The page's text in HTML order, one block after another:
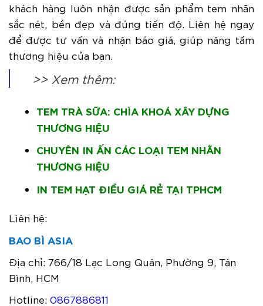
khách hàng luôn nhận được sản phẩm tem nhãn
sắc nét, bền đẹp và đúng tiến độ. Liên hệ ngay
để được tư vấn và nhận báo giá, giúp nâng tầm
thương hiệu của bạn.
>> Xem thêm:
TEM TRÀ SỮA: CHÌA KHOÁ XÂY DỰNG
THƯƠNG HIỆU
CHUYÊN IN ẤN CÁC LOẠI TEM NHÃN
THƯƠNG HIỆU
IN TEM HẠT ĐIỀU GIÁ RẺ TẠI TPHCM
Liên hệ:
BAO BÌ ASIA
Địa chỉ: 766/18 Lạc Long Quân, Phường 9, Tân
Bình, HCM
Hotline: 0867886811